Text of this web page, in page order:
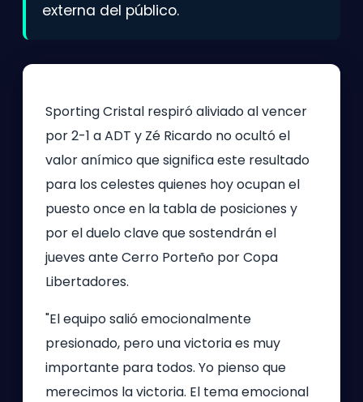
externa del público.
Sporting Cristal respiró aliviado al vencer
por 2-1 a ADT y Zé Ricardo no ocultó el
valor anímico que significa este resultado
para los celestes quienes hoy ocupan el
puesto once en la tabla de posiciones y
por el duelo clave que sostendrán el
jueves ante Cerro Porteño por Copa
Libertadores.
"El equipo salió emocionalmente
presionado, pero una victoria es muy
importante para todos. Yo pienso que
merecimos la victoria. El tema emocional